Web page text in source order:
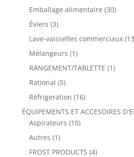
Emballage alimentaire (30)
Éviers (3)
Lave-vaisselles commerciaux
Mélangeurs (1)
RANGEMENT/TABLETTE (1)
Rational (5)
Réfrigeration (16)
ÉQUIPEMENTS ET ACCESOIRES
Aspirateurs (10)
Autres (1)
FROST PRODUCTS (4)